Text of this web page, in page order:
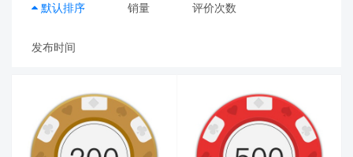
默认排序 销量 评价次数
发布时间